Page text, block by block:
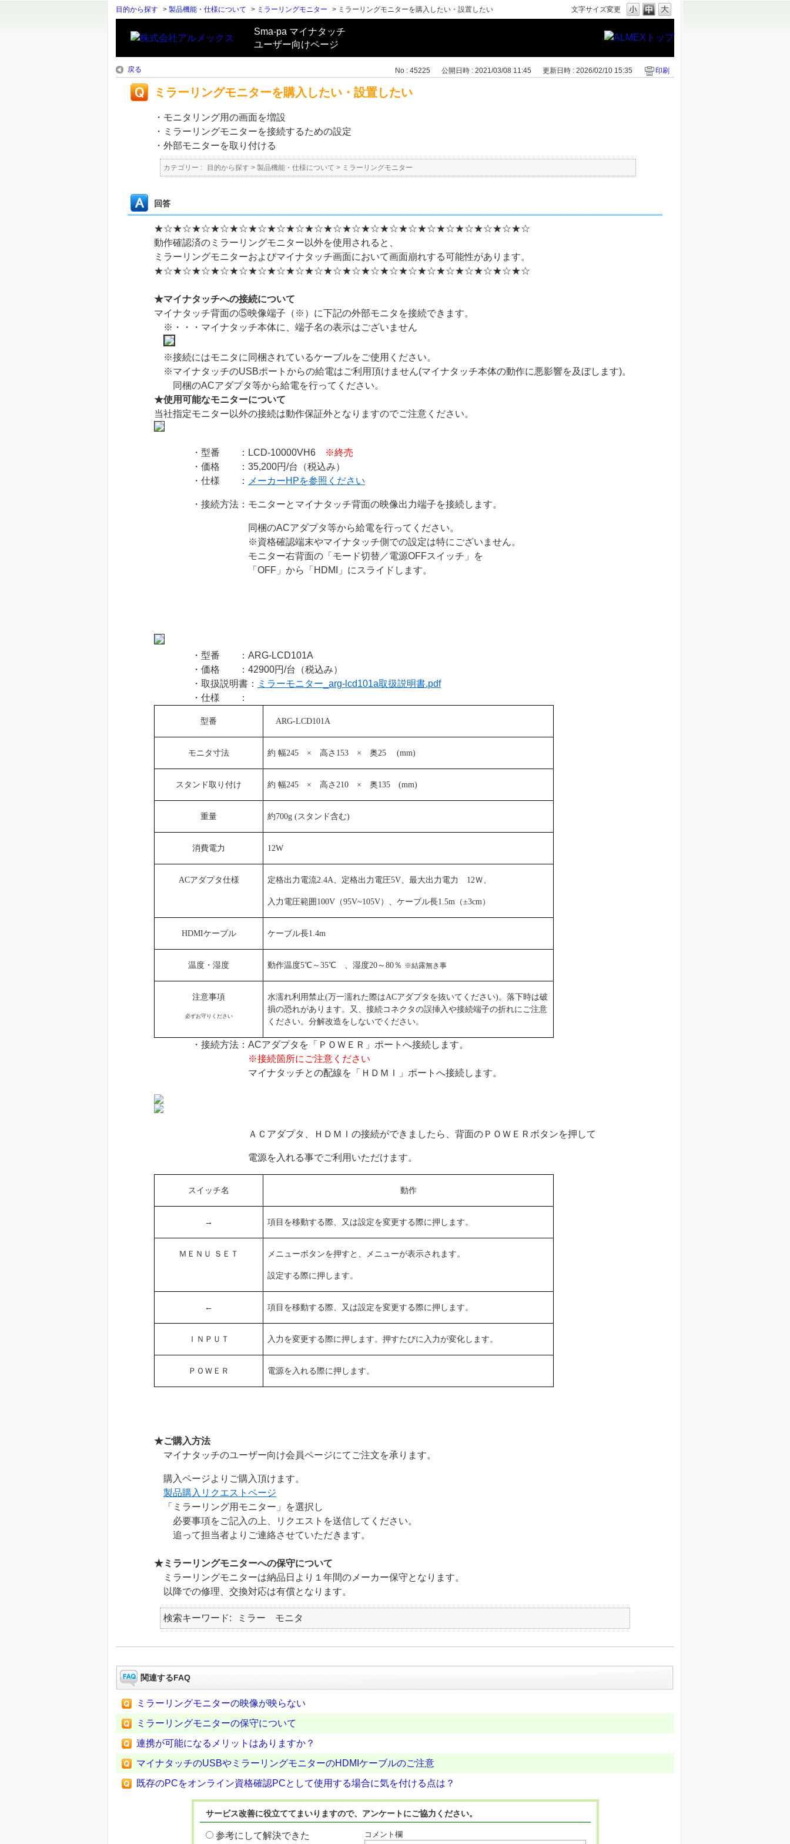
文字サイズ変更
目的から探す > 製品機能・仕様について > ミラーリングモニター > ミラーリングモニターを購入したい・設置したい
Sma-pa マイナタッチ
ユーザー向けページ
戻る No : 45225 公開日時 : 2021/03/08 11:45 更新日時 : 2026/02/10 15:35 印刷
ミラーリングモニターを購入したい・設置したい
・モニタリング用の画面を増設
・ミラーリングモニターを接続するための設定
・外部モニターを取り付ける
カテゴリー : 目的から探す > 製品機能・仕様について > ミラーリングモニター
回答
★☆★☆★☆★☆★☆★☆★☆★☆★☆★☆★☆★☆★☆★☆★☆★☆★☆★☆★☆★☆
動作確認済のミラーリングモニター以外を使用されると、
ミラーリングモニターおよびマイナタッチ画面において画面崩れする可能性があります。
★☆★☆★☆★☆★☆★☆★☆★☆★☆★☆★☆★☆★☆★☆★☆★☆★☆★☆★☆★☆
★マイナタッチへの接続について
マイナタッチ背面の⑤映像端子（※）に下記の外部モニタを接続できます。
※・・・マイナタッチ本体に、端子名の表示はございません
※接続にはモニタに同梱されているケーブルをご使用ください。
※マイナタッチのUSBポートからの給電はご利用頂けません(マイナタッチ本体の動作に悪影響を及ぼします)。
同梱のACアダプタ等から給電を行ってください。
★使用可能なモニターについて
当社指定モニター以外の接続は動作保証外となりますのでご注意ください。
・型番 ：LCD-10000VH6
※終売
・価格 ：35,200円/台（税込み）
・仕様 ：
メーカーHPを参照ください
・接続方法：モニターとマイナタッチ背面の映像出力端子を接続します。
同梱のACアダプタ等から給電を行ってください。
※資格確認端末やマイナタッチ側での設定は特にございません。
モニター右背面の「モード切替／電源OFFスイッチ」を
「OFF」から「HDMI」にスライドします。
・型番 ：ARG-LCD101A
・価格 ：42900円/台（税込み）
・取扱説明書：
ミラーモニター_arg-lcd101a取扱説明書.pdf
・仕様 ：
型番 ARG-LCD101A
モニタ寸法 約 幅245 × 高さ 153 × 奥25 (mm)
スタンド取り付け 約 幅245 × 高さ 210 × 奥135 (mm)
重量 約700g (スタンド含む)
消費電力 12W
ACアダプタ仕様 定格出力電流2.4A、定格出力電圧5V、最大出力電力 12Ｗ、
入力電圧範囲 100V （95V~105V）、ケーブル長1.5m （±3cm）
HDMIケーブル ケーブル長1.4m
温度・湿度 動作温度5℃～ 35℃ 、湿度20 ～ 80％ ※結露無き事
注意事項
必ずお守りください
水濡れ利用禁止(万一濡れた際はACアダプタを抜いてください)。落下時は破
損の恐れがあります。又、接続コネクタの誤挿入や接続端子の折れにご注意
ください。分解改造をしないでください。
・接続方法：ACアダプタを「ＰＯＷＥＲ」ポートへ接続します。
※接続箇所にご注意ください
マイナタッチとの配線を「ＨＤＭＩ」ポートへ接続します。
ＡＣアダプタ、ＨＤＭＩの接続ができましたら、背面のＰＯＷＥＲボタンを押して
電源を入れる事でご利用いただけます。
スイッチ名 動作
→ 項目を移動する際、又は設定を変更する際に押します。
ＭＥＮＵ ＳＥＴ メニューボタンを押すと、メニューが表示されます。
設定する際に押します。
← 項目を移動する際、又は設定を変更する際に押します。
ＩＮＰＵＴ 入力を変更する際に押します。押すたびに入力が変化します。
ＰＯＷＥＲ 電源を入れる際に押します。
★ご購入方法
マイナタッチのユーザー向け会員ページにてご注文を承ります。
購入ページよりご購入頂けます。
製品購入リクエストページ
「ミラーリング用モニター」を選択し
必要事項をご記入の上、リクエストを送信してください。
追って担当者よりご連絡させていただきます。
★ミラーリングモニターへの保守について
ミラーリングモニターは納品日より１年間のメーカー保守となります。
以降での修理、交換対応は有償となります。
検索キーワード ミラー モニタ
関連するFAQ
ミラーリングモニターの映像が映らない
ミラーリングモニターの保守について
連携が可能になるメリットはありますか？
マイナタッチのUSBやミラーリングモニターのHDMIケーブルのご注意
既存のPCをオンライン資格確認PCとして使用する場合に気を付ける点は？
サービス改善に役立ててまいりますので、アンケートにご協力ください。
参考にして解決できた コメント欄